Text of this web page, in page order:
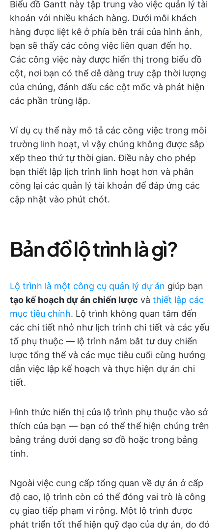
Biểu đồ Gantt này tập trung vào việc quản lý tài
khoản với nhiều khách hàng. Dưới mỗi khách
hàng được liệt kê ở phía bên trái của hình ảnh,
bạn sẽ thấy các công việc liên quan đến họ.
Các công việc này được hiển thị trong biểu đồ
cột, nơi bạn có thể dễ dàng truy cập thời lượng
của chúng, đánh dấu các cột mốc và phát hiện
các phần trùng lặp.
Ví dụ cụ thể này mô tả các công việc trong môi
trường linh hoạt, vì vậy chúng không được sắp
xếp theo thứ tự thời gian. Điều này cho phép
bạn thiết lập lịch trình linh hoạt hơn và phân
công lại các quản lý tài khoản để đáp ứng các
cập nhật vào phút chót.
Bản đồ lộ trình là gì?
Lộ trình là một công cụ quản lý dự án giúp bạn
tạo kế hoạch dự án chiến lược và thiết lập các
mục tiêu chính. Lộ trình không quan tâm đến
các chi tiết nhỏ như lịch trình chi tiết và các yếu
tố phụ thuộc — lộ trình nắm bắt tư duy chiến
lược tổng thể và các mục tiêu cuối cùng hướng
dẫn việc lập kế hoạch và thực hiện dự án chi
tiết.
Hình thức hiển thị của lộ trình phụ thuộc vào sở
thích của bạn — bạn có thể thể hiện chúng trên
bảng trắng dưới dạng sơ đồ hoặc trong bảng
tính.
Ngoài việc cung cấp tổng quan về dự án ở cấp
độ cao, lộ trình còn có thể đóng vai trò là công
cụ giao tiếp phạm vi rộng. Một lộ trình được
phát triển tốt thể hiện quỹ đạo của dự án, do đó